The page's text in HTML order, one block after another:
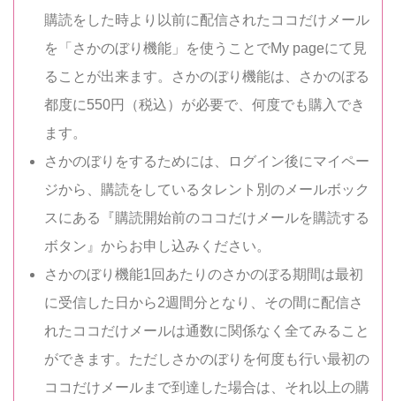
購読をした時より以前に配信されたココだけメール
を「さかのぼり機能」を使うことでMy pageにて見
ることが出来ます。さかのぼり機能は、さかのぼる
都度に550円（税込）が必要で、何度でも購入でき
ます。
さかのぼりをするためには、ログイン後にマイペー
ジから、購読をしているタレント別のメールボック
スにある『購読開始前のココだけメールを購読する
ボタン』からお申し込みください。
さかのぼり機能1回あたりのさかのぼる期間は最初
に受信した日から2週間分となり、その間に配信さ
れたココだけメールは通数に関係なく全てみること
ができます。ただしさかのぼりを何度も行い最初の
ココだけメールまで到達した場合は、それ以上の購